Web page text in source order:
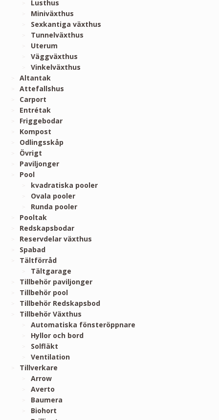
Lusthus
Miniväxthus
Sexkantiga växthus
Tunnelväxthus
Uterum
Väggväxthus
Vinkelväxthus
Altantak
Attefallshus
Carport
Entrétak
Friggebodar
Kompost
Odlingsskåp
Övrigt
Paviljonger
Pool
kvadratiska pooler
Ovala pooler
Runda pooler
Pooltak
Redskapsbodar
Reservdelar växthus
Spabad
Tältförråd
Tältgarage
Tillbehör paviljonger
Tillbehör pool
Tillbehör Redskapsbod
Tillbehör Växthus
Automatiska fönsteröppnare
Hyllor och bord
Solfläkt
Ventilation
Tillverkare
Arrow
Averto
Baumera
Biohort